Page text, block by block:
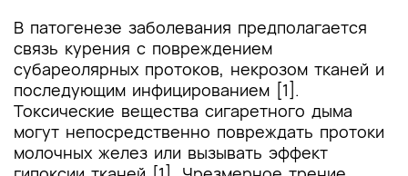
В патогенезе заболевания предполагается
связь курения с повреждением
субареолярных протоков, некрозом тканей и
последующим инфицированием [1].
Токсические вещества сигаретного дыма
могут непосредственно повреждать протоки
молочных желез или вызывать эффект